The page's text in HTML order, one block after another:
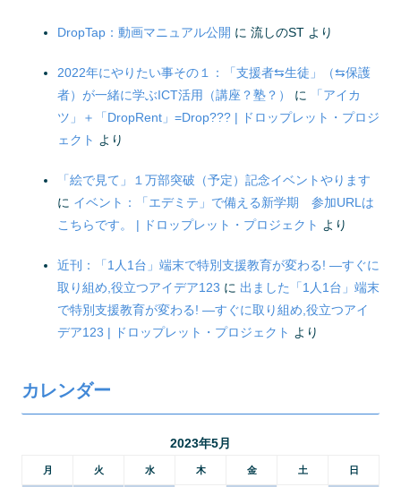
DropTap：動画マニュアル公開 に 流しのST より
2022年にやりたい事その１：「支援者⇆生徒」（⇆保護
者）が一緒に学ぶICT活用（講座？塾？）
に
「アイカ
ツ」＋「DropRent」=Drop??? | ドロップレット・プロジ
ェクト より
「絵で見て」１万部突破（予定）記念イベントやります
に イベント：「エデミテ」で備える新学期 参加URLは
こちらです。 | ドロップレット・プロジェクト より
近刊：「1人1台」端末で特別支援教育が変わる! ―すぐに
取り組め,役立つアイデア123 に 出ました「1人1台」端末
で特別支援教育が変わる! ―すぐに取り組め,役立つアイ
デア123 | ドロップレット・プロジェクト より
カレンダー
2023年5月
月 火 水 木 金 土 日